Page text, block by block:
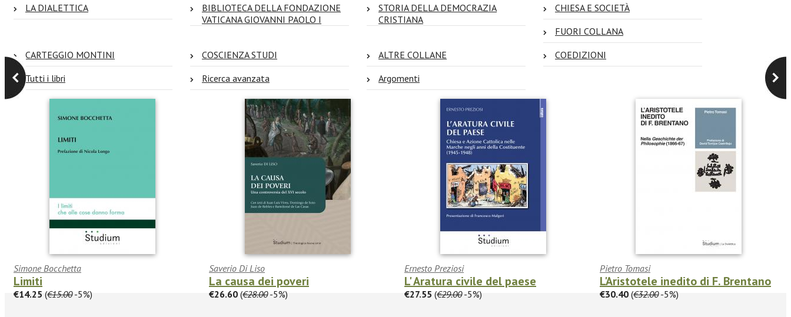
LA DIALETTICA
BIBLIOTECA DELLA FONDAZIONE
VATICANA GIOVANNI PAOLO I
STORIA DELLA DEMOCRAZIA
CRISTIANA
CHIESA E SOCIETÀ
FUORI COLLANA
CARTEGGIO MONTINI
COSCIENZA STUDI ALTRE COLLANE
COEDIZIONI
Tutti i libri
Ricerca avanzata Argomenti
Simone Bocchetta
Limiti
€14.25 (€15.00-5%)
Saverio Di Liso
La causa dei poveri
€26.60 (€28.00-5%)
Ernesto Preziosi
L' Aratura civile del paese
€27.55 (€29.00-5%)
Pietro Tomasi
L'Aristotele inedito di F. Brentano
€30.40 (€32.00-5%)